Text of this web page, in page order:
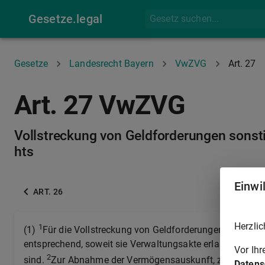
Gesetze.legal
Gesetze Landesrecht Bayern VwZVG Art. 27
Art. 27 VwZVG
Vollstreckung von Geldforderungen
hts
ART. 26
(1) 1 Für die Vollstreckung von Geldforderungen
entsprechend, soweit sie Verwaltungsakte erlassen
sind. 2Zur Abnahme der Vermögensauskunft, zur
Vor